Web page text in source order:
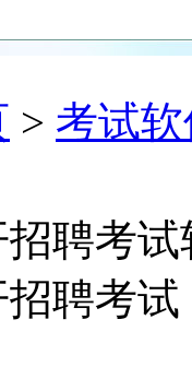
> 考试
聘考试
聘考试